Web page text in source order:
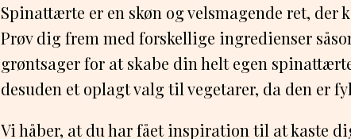
Spinattærte er en skøn og velsmagende ret, der
Prøv dig frem med forskellige ingredienser
grøntsager for at skabe din helt egen
desuden et oplagt valg til vegetarer, da den er
Vi håber, at du har fået inspiration til at kaste